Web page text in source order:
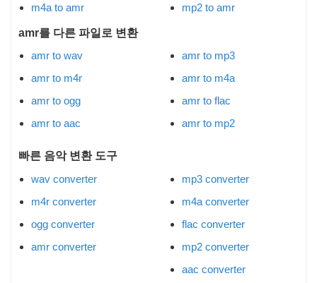
m4a to amr
mp2 to amr
amr를 다른 파일로 변환
amr to wav
amr to m4r
amr to ogg
amr to aac
amr to mp3
amr to m4a
amr to flac
amr to mp2
빠른 음악 변환 도구
wav converter
m4r converter
ogg converter
amr converter
mp3 converter
m4a converter
flac converter
mp2 converter
aac converter